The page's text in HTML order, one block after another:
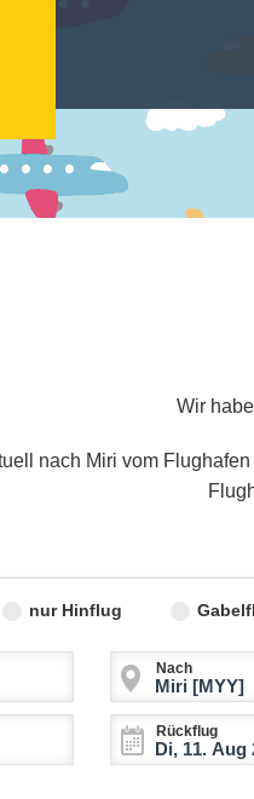
Wir
nach Miri vom
nur Hinflug
Nach
Rückflug